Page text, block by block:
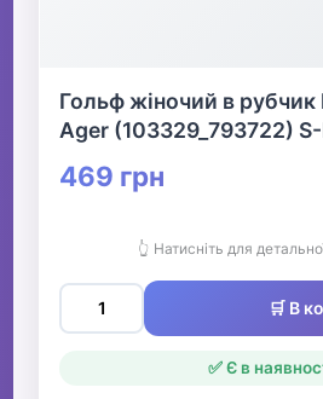
Гольф жіночий в рубчик
Ager (103329_793722)
469 грн
👆 Натисніть для
🛒 В
✅ Є в